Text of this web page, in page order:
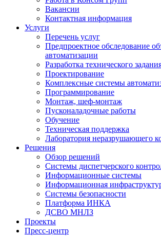
Вакансии
Контактная информация
Услуги
Перечень услуг
Предпроектное обследование
автоматизации
Разработка технического
Проектирование
Комплексные системы
Программирование
Монтаж, шеф-монтаж
Пусконаладочные работы
Обучение
Техническая поддержка
Лаборатория неразрушающего
Решения
Обзор решений
Системы диспетчерского
Информационные системы
Информационная
Системы безопасности
Платформа ИНКА
ДСВО МНЛЗ
Проекты
Пресс-центр